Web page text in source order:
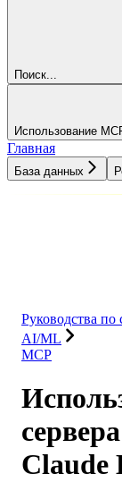
Поиск...
Использование
Главная
База данных
Руководства по
AI/ML
MCP
Claude